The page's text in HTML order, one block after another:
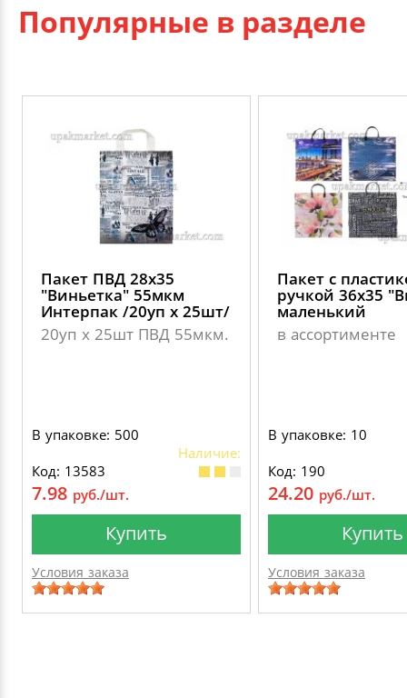
Популярные в разделе
Пакет ПВД 28х35
"Виньетка" 55мкм
Интерпак /20уп х 25шт/
20уп х 25шт ПВД 55мкм.
В упаковке: 500
Наличие:
Код: 13583
7.98 руб./шт.
Купить
Условия заказа
Пакет с
ручкой 36х35
маленький
в ассортименте
В упаковке: 10
Код: 190
24.20 руб./шт.
Купить
Условия заказа